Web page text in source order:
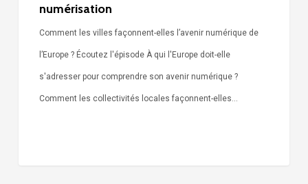
numérisation
Comment les villes façonnent-elles l’avenir numérique de
l’Europe ? Écoutez l'épisode À qui l'Europe doit-elle
s'adresser pour comprendre son avenir numérique ?
Comment les collectivités locales façonnent-elles…